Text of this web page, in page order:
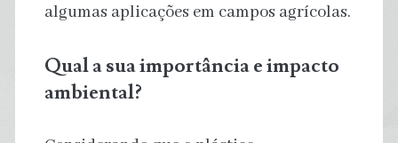
algumas aplicações em campos agrícolas.
Qual a sua importância e impacto
ambiental?